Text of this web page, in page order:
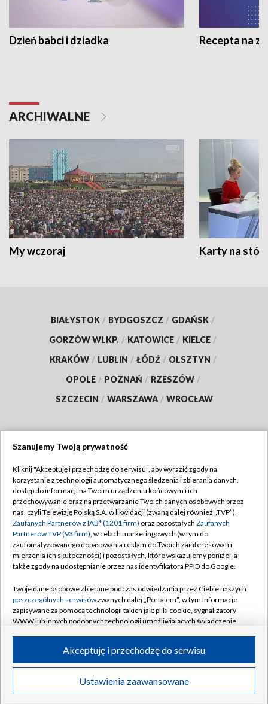
Dzień babci i dziadka Recepta na
ARCHIWALNE
My wczoraj Karty na
BIAŁYSTOK / BYDGOSZCZ / GDAŃSK /
GORZÓW WLKP. / KATOWICE / KIELCE /
KRAKÓW / LUBLIN / ŁÓDŹ / OLSZTYN /
OPOLE / POZNAŃ / RZESZÓW /
SZCZECIN / WARSZAWA / WROCŁAW
TVP
Abonament TVP
Emisja w TVP
Centrum informacji TVP
Naziemna Telewizja Cyfrowa
Rada Programowa
System NOS
Informacje o nadawcy
Program dla prasy
Ogłoszenie przetargowe
Regulamin TVP
Polityka prywatności
Moje zgody
Pomoc
Kontakt
Kanały
©2026 Telewizja Polska S.A. w likwidacji
Szanujemy Twoją prywatność
Kliknij "Akceptuję i przechodzę do serwisu", aby wyrazić zgody na
korzystanie z technologii automatycznego śledzenia i zbierania danych,
dostęp do informacji na Twoim urządzeniu końcowym i ich
przechowywanie oraz na przetwarzanie Twoich danych osobowych przez
nas, czyli Telewizję Polską S.A. w likwidacji (zwaną dalej również „TVP”),
Zaufanych Partnerów z IAB* (1201 firm) oraz pozostałych Zaufanych
Partnerów TVP (93 firm), w celach marketingowych (w tym do
zautomatyzowanego dopasowania reklam do Twoich zainteresowań i
mierzenia ich skuteczności) i pozostałych, które wskazujemy poniżej, a
także zgody na udostępnianie przez nas identyfikatora PPID do Google.
Twoje dane osobowe zbierane podczas odwiedzania przez Ciebie naszych
poszczególnych serwisówzwanych dalej „Portalem”, w tym informacje
zapisywane za pomocą technologii takich jak: pliki cookie, sygnalizatory
WWW lub innych podobnych technologii umożliwiających świadczenie
ruchu w Internecie.
Twoje dane osobowe zbierane podczas odwiedzania przez Ciebie
poszczególnych serwisówna Portalu, takie jak adresy IP, identyfikatory
Ustawienia zaawansowane
Akceptuję i przechodzę do serwisu